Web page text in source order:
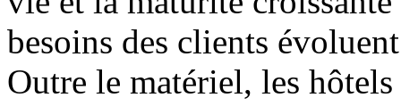
besoins des clients
Outre le matériel, les